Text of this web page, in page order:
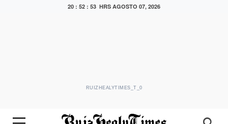
20 : 52 : 53 HRS AGOSTO 07, 2026
RUIZHEALYTIMES_T_0